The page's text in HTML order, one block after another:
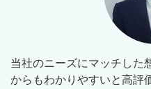
当社のニーズにマッチした
からもわかりやすいと高評